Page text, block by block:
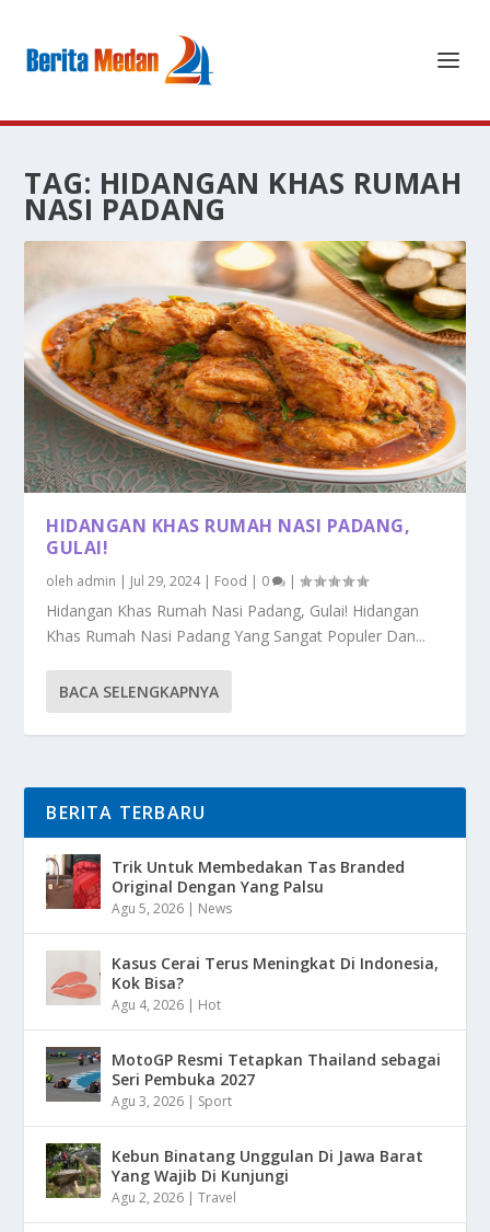
TAG: HIDANGAN KHAS RUMAH
NASI PADANG
HIDANGAN KHAS RUMAH NASI PADANG,
GULAI!
oleh admin | Jul 29, 2024| Food | 0 |
Hidangan Khas Rumah Nasi Padang, Gulai! Hidangan
Khas Rumah Nasi Padang Yang Sangat Populer Dan...
BACA SELENGKAPNYA
BERITA TERBARU
Trik Untuk Membedakan Tas Branded
Original Dengan Yang Palsu
Agu 5, 2026 | News
Kasus Cerai Terus Meningkat Di Indonesia,
Kok Bisa?
Agu 4, 2026 | Hot
MotoGP Resmi Tetapkan Thailand sebagai
Seri Pembuka 2027
Agu 3, 2026 | Sport
Kebun Binatang Unggulan Di Jawa Barat
Yang Wajib Di Kunjungi
Agu 2, 2026 |Travel